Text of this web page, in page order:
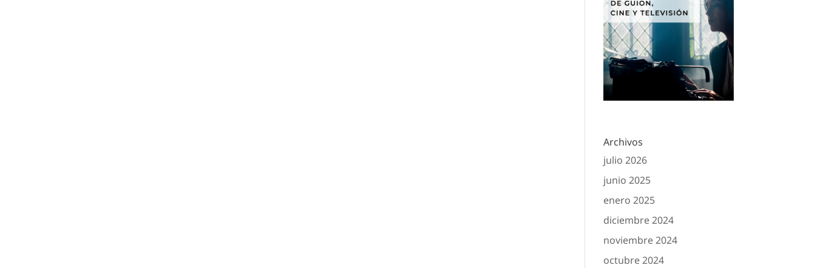
Archivos
julio 2026
junio 2025
enero 2025
diciembre 2024
noviembre 2024
octubre 2024